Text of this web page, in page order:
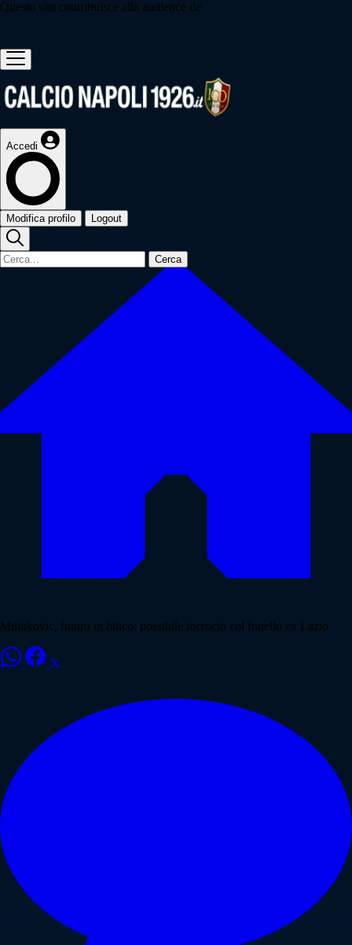
Questo sito contribuisce alla audience de
Accedi
Modifica profilo Logout
Cerca
Milinkovic, futuro in bilico: possibile incrocio col fratello ex Lazio